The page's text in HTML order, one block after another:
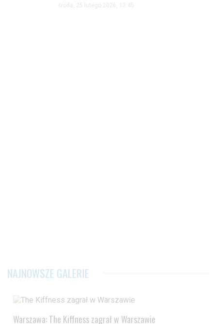
środa, 25 lutego 2026, 13:45
NAJNOWSZE GALERIE
Warszawa: The Kiffness zagrał w Warszawie